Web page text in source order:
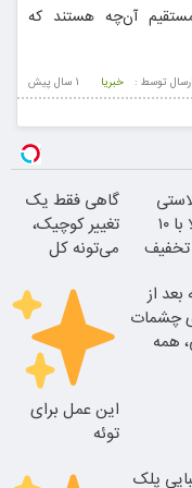
مستقیم آن‌چه هستند که
1 سال پيش ارسال توسط : خبریا
پلک بالا با ۱۰
تخفیف
گاهی فقط یک
تغییر کوچیک،
می‌تونه کل
تغییر طبیعی
از
چشمات
همه
این عمل برای
توئه
پلک